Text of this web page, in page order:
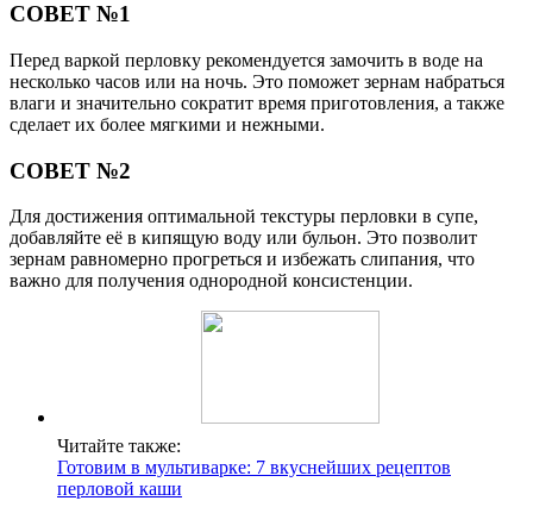
СОВЕТ №1
Перед варкой перловку рекомендуется замочить в воде на
несколько часов или на ночь. Это поможет зернам набраться
влаги и значительно сократит время приготовления, а также
сделает их более мягкими и нежными.
СОВЕТ №2
Для достижения оптимальной текстуры перловки в супе,
добавляйте её в кипящую воду или бульон. Это позволит
зернам равномерно прогреться и избежать слипания, что
важно для получения однородной консистенции.
Читайте также:
Готовим в мультиварке: 7 вкуснейших рецептов
перловой каши